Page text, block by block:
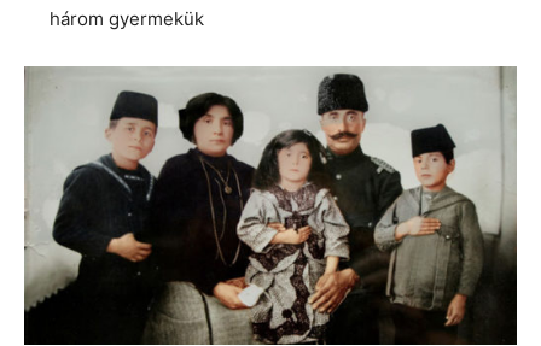
három gyermekük